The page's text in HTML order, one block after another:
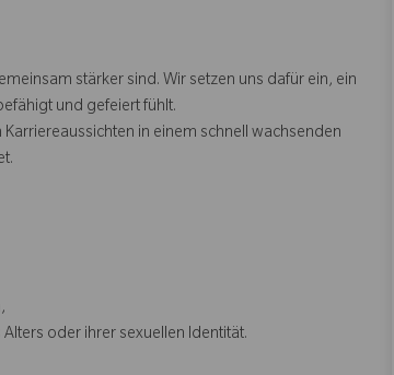
stärker sind. Wir setzen uns dafür ein, ein
und gefeiert fühlt.
in einem schnell wachsenden
oder ihrer sexuellen Identität.